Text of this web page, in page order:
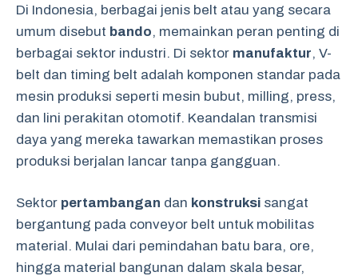
Di Indonesia, berbagai jenis belt atau yang secara
umum disebut bando, memainkan peran penting di
berbagai sektor industri. Di sektor manufaktur, V-
belt dan timing belt adalah komponen standar pada
mesin produksi seperti mesin bubut, milling, press,
dan lini perakitan otomotif. Keandalan transmisi
daya yang mereka tawarkan memastikan proses
produksi berjalan lancar tanpa gangguan.
Sektor pertambangan dan konstruksi sangat
bergantung pada conveyor belt untuk mobilitas
material. Mulai dari pemindahan batu bara, ore,
hingga material bangunan dalam skala besar,